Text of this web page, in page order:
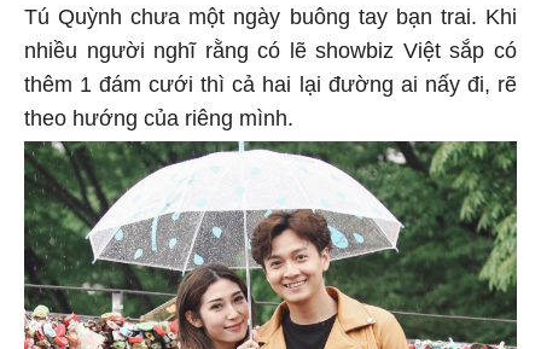
Tú Quỳnh chưa một ngày buông tay bạn trai. Khi
nhiều người nghĩ rằng có lẽ showbiz Việt sắp có
thêm 1 đám cưới thì cả hai lại đường ai nấy đi, rẽ
theo hướng của riêng mình.